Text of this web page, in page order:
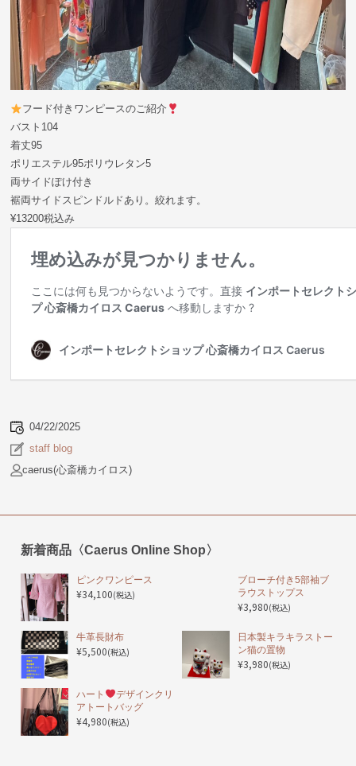
フード付きワンピースのご紹介
バスト104
着丈95
ポリエステル95ポリウレタン5
両サイドぽけ付き
裾両サイドスピンドルドあり。絞れます。
¥13200税込み
04/22/2025
staff blog
caerus(心斎橋カイロス)
新着商品〈Caerus Online Shop〉
ピンクワンピース
¥34,100(税込)
ブローチ付き5部袖ブ
ラウストップス
¥3,980(税込)
️牛革長財布
¥5,500(税込)
日本製キラキラストー
ン猫の置物
¥3,980(税込)
ハート
デザインクリ
アトートバッグ
¥4,980(税込)